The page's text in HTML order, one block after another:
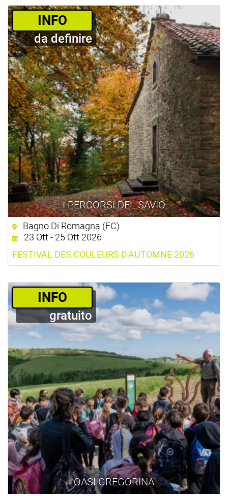
I PERCORSI DEL SAVIO
­INFO
da definire
Bagno Di Romagna (FC)
23 Ott - 25 Ott 2026
FESTIVAL DES COULEURS D'AUTOMNE 2026
OASI GREGORINA
­INFO
gratuito